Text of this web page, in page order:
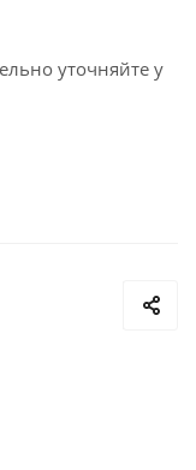
уточняйте у